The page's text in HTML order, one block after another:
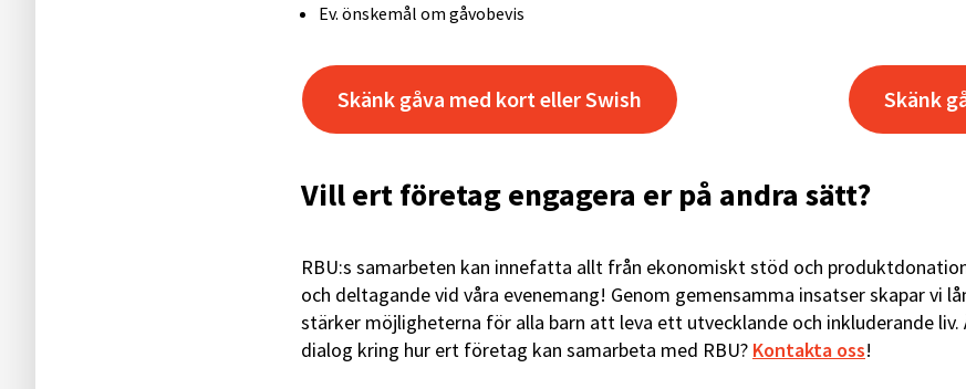
Ev. önskemål om gåvobevis
Skänk gåva med kort eller Swish Skänk
Vill ert företag engagera er på andra sätt?
RBU:s samarbeten kan innefatta allt från ekonomiskt stöd och
och deltagande vid våra evenemang! Genom gemensamma insatser skapar vi
stärker möjligheterna för alla barn att leva ett utvecklande och inkluderande liv.
dialog kring hur ert företag kan samarbeta med RBU? Kontakta oss!